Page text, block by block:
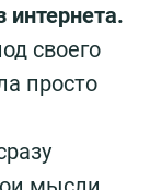
своего
просто